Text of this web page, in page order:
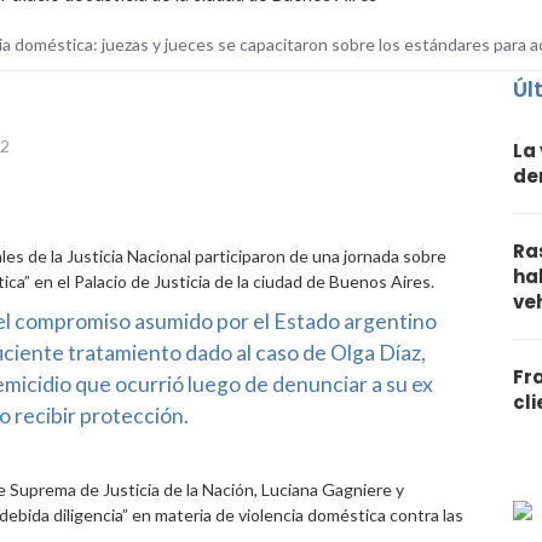
doméstica: juezas y jueces se capacitaron sobre los estándares para
de la Justicia Nacional participaron de una jornada sobre
en el Palacio de Justicia de la ciudad de Buenos Aires.
compromiso asumido por el Estado argentino
tratamiento dado al caso de Olga Díaz,
que ocurrió luego de denunciar a su ex
recibir protección.
de Justicia de la Nación, Luciana Gagniere y
diligencia” en materia de violencia doméstica contra las